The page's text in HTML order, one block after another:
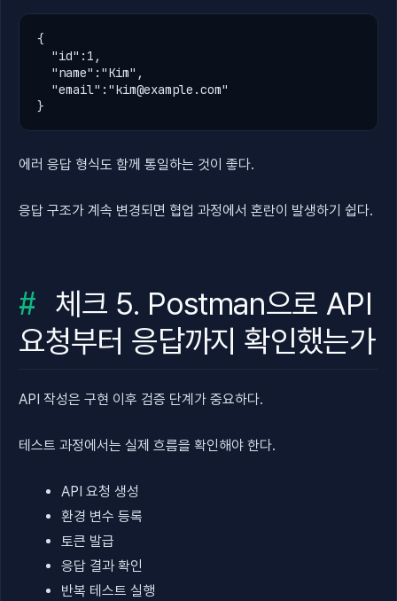
{
  "id":
1 ,
  "name":
"Kim" ,
  "email":
"kim@example.com"
}
에러 응답 형식도 함께 통일하는 것이 좋다.
응답 구조가 계속 변경되면 협업 과정에서 혼란이 발생하기 쉽다.
체크 5. Postman으로 API
요청부터 응답까지 확인했는가
API 작성은 구현 이후 검증 단계가 중요하다.
테스트 과정에서는 실제 흐름을 확인해야 한다.
API 요청 생성
환경 변수 등록
토큰 발급
응답 결과 확인
반복 테스트 실행